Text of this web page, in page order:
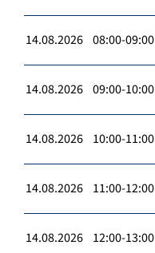
14.08.2026 08:00-09:00
14.08.2026 09:00-10:00
14.08.2026 10:00-11:00
14.08.2026 11:00-12:00
14.08.2026 12:00-13:00